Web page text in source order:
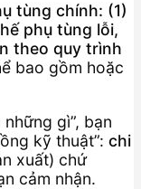
tùng chính: (1)
phụ tùng lỗi,
theo quy trình
bao gồm hoặc
gì”, bạn
kỹ thuật”: chi
xuất) chứ
cảm nhận.